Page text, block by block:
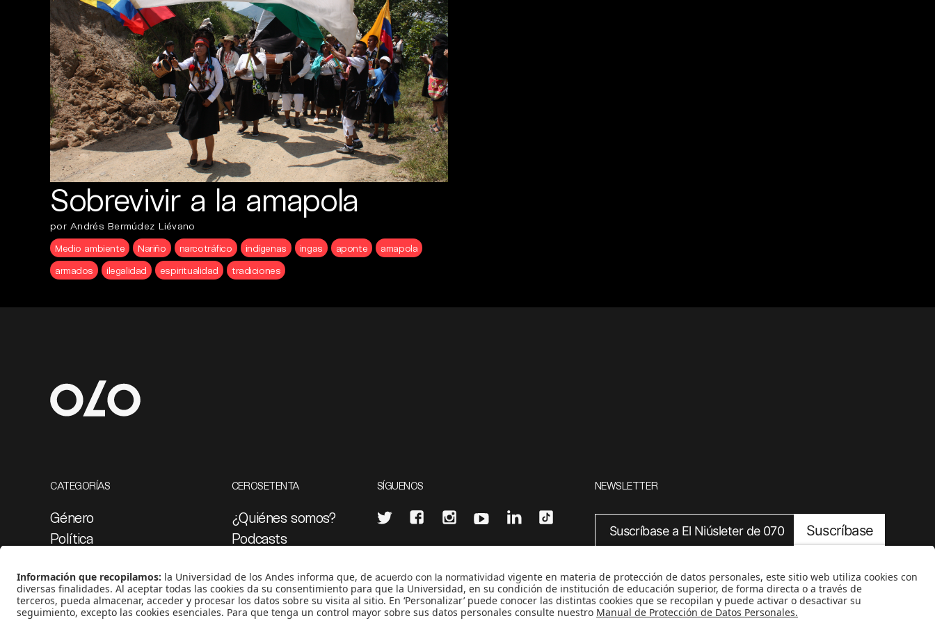
Sobrevivir a la amapola
por Andrés Bermúdez Liévano
Medio ambiente
Nariño narcotráfico indígenas ingas aponte
amapola
armados
ilegalidad espiritualidad tradiciones
CATEGORÍAS
Género
Política
Medio ambiente
Medios y periodismo
CEROSETENTA
¿Quiénes somos?
Podcasts
Proyectos 070
SÍGUENOS
CONTÁCTANOS
cerosetenta@uniandes.edu.co
NEWSLETTER
Suscríbase